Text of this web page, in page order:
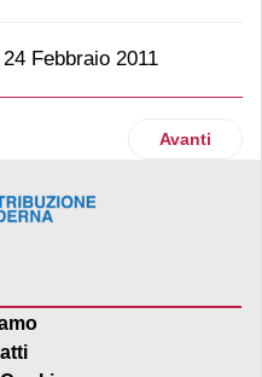
24 Febbraio 2011
l'Istat fotografa una ripresa
Articolo
Avanti